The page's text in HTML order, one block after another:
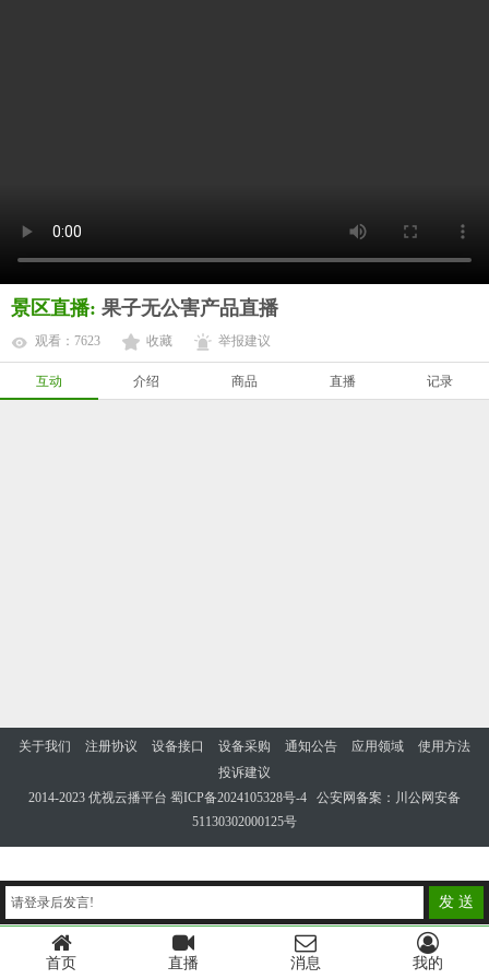
景区直播: 果子无公害产品直播
观看：7623 收藏 举报建议
互动 介绍 商品 直播 记录
请登录后发言! 发 送
关于我们 注册协议 设备接口 设备采购 通知公告 应用领域
使用方法
投诉建议
2014-2023 优视云播平台 蜀ICP备2024105328号-4
公安网备案：川公网安备
51130302000125号
首页 直播 消息 我的